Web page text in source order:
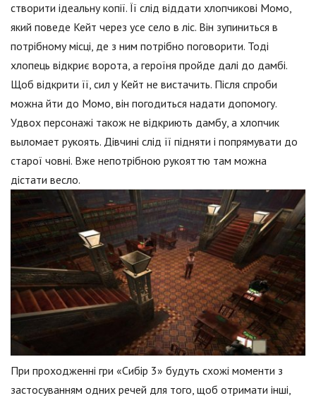
створити ідеальну копії. Її слід віддати хлопчикові Момо,
який поведе Кейт через усе село в ліс. Він зупиниться в
потрібному місці, де з ним потрібно поговорити. Тоді
хлопець відкриє ворота, а героїня пройде далі до дамбі.
Щоб відкрити її, сил у Кейт не вистачить. Після спроби
можна йти до Момо, він погодиться надати допомогу.
Удвох персонажі також не відкриють дамбу, а хлопчик
выломает рукоять. Дівчині слід її підняти і попрямувати до
старої човні. Вже непотрібною рукояттю там можна
дістати весло.
При проходженні гри «Сибір 3» будуть схожі моменти з
застосуванням одних речей для того, щоб отримати інші,